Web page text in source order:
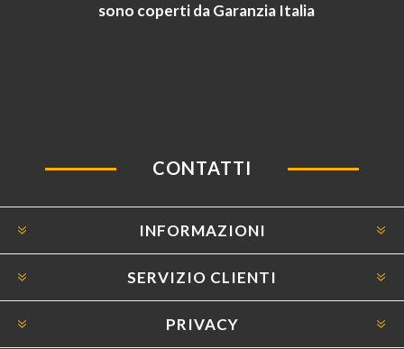
sono coperti da Garanzia Italia
CONTATTI
INFORMAZIONI
SERVIZIO CLIENTI
PRIVACY